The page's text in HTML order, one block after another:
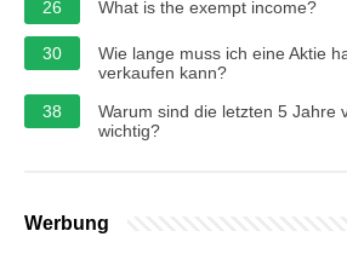
26 What is the exempt income?
30
Wie lange muss ich eine Aktie
verkaufen kann?
38
Warum sind die letzten 5 Jahre
wichtig?
Werbung